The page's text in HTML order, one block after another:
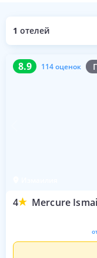
1 отелей
8.9 114 оценок
4 Mercure
8.9 114 оценок